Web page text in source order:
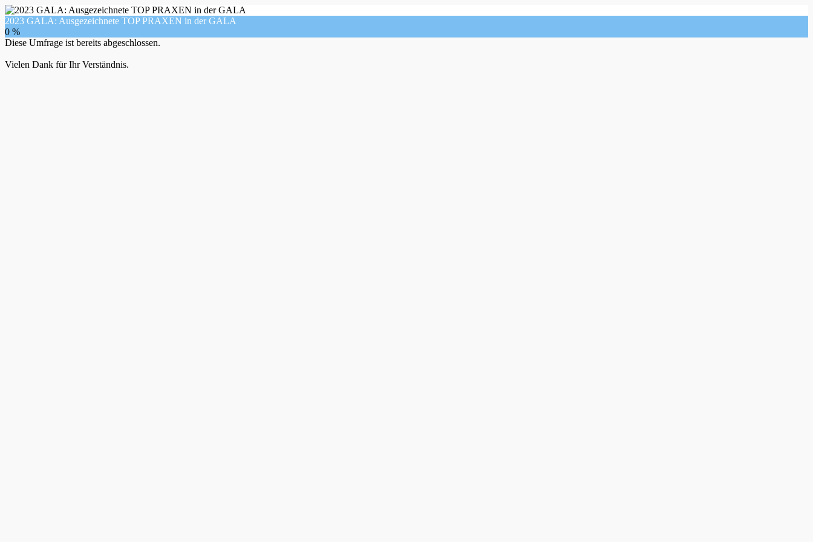
2023 GALA: Ausgezeichnete TOP PRAXEN in der GALA
0 %
Diese Umfrage ist bereits abgeschlossen.
Vielen Dank für Ihr Verständnis.